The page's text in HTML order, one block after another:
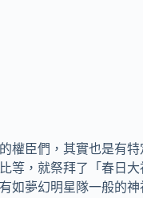
權臣們，其實也是有
等，就祭拜了「春日大
如夢幻明星隊一般的神